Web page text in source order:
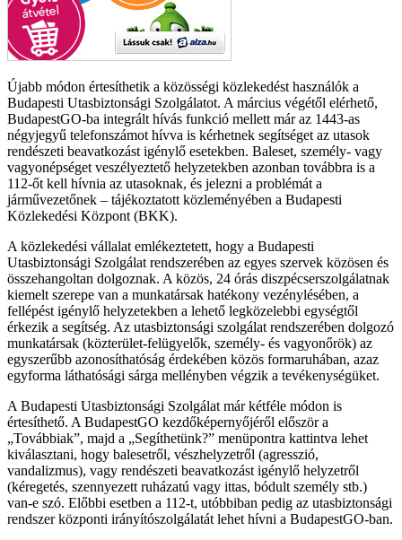
Újabb módon értesíthetik a közösségi közlekedést használók a
Budapesti Utasbiztonsági Szolgálatot. A március végétől elérhető,
BudapestGO-ba integrált hívás funkció mellett már az 1443-as
négyjegyű telefonszámot hívva is kérhetnek segítséget az utasok
rendészeti beavatkozást igénylő esetekben. Baleset, személy- vagy
vagyonépséget veszélyeztető helyzetekben azonban továbbra is a
112-őt kell hívnia az utasoknak, és jelezni a problémát a
járművezetőnek – tájékoztatott közleményében a Budapesti
Közlekedési Központ (BKK).
A közlekedési vállalat emlékeztetett, hogy a Budapesti
Utasbiztonsági Szolgálat rendszerében az egyes szervek közösen és
összehangoltan dolgoznak. A közös, 24 órás diszpécserszolgálatnak
kiemelt szerepe van a munkatársak hatékony vezénylésében, a
fellépést igénylő helyzetekben a lehető legközelebbi egységtől
érkezik a segítség. Az utasbiztonsági szolgálat rendszerében dolgozó
munkatársak (közterület-felügyelők, személy- és vagyonőrök) az
egyszerűbb azonosíthatóság érdekében közös formaruhában, azaz
egyforma láthatósági sárga mellényben végzik a tevékenységüket.
A Budapesti Utasbiztonsági Szolgálat már kétféle módon is
értesíthető. A BudapestGO kezdőképernyőjéről először a
„Továbbiak”, majd a „Segíthetünk?” menüpontra kattintva lehet
kiválasztani, hogy balesetről, vészhelyzetről (agresszió,
vandalizmus), vagy rendészeti beavatkozást igénylő helyzetről
(kéregetés, szennyezett ruházatú vagy ittas, bódult személy stb.)
van-e szó. Előbbi esetben a 112-t, utóbbiban pedig az utasbiztonsági
rendszer központi irányítószolgálatát lehet hívni a BudapestGO-ban.